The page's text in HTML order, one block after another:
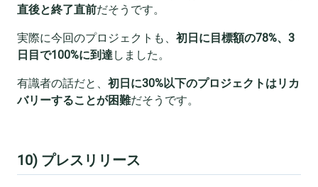
直後と終了直前だそうです。
実際に今回のプロジェクトも、 初日に目標額の78%、3
日目で100%に到達しました。
有識者の話だと、 初日に30%以下のプロジェクトはリカ
バリーすることが困難だそうです。
10) プレスリリース